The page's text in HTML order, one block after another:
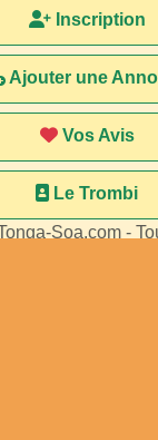
Inscription
Ajouter une
Vos Avis
Le Trombi
Soa.com -